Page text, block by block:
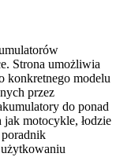
Strona umożliwia
konkretnego modelu
przez
do ponad
motocykle, łodzie